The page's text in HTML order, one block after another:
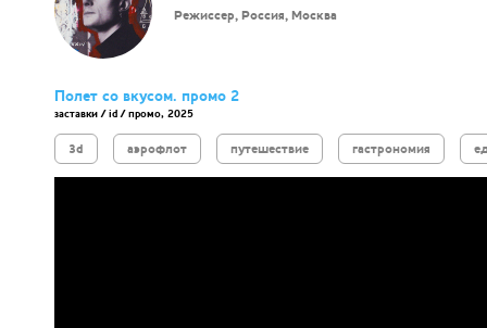
Режиссер, Россия, Москва
Полет со вкусом. промо 2
заставки / id / промо, 2025
3d аэрофлот путешествие гастрономия